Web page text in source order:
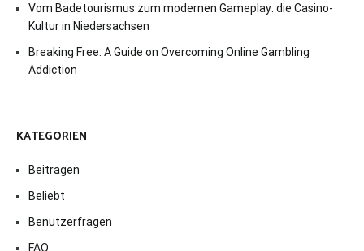
Vom Badetourismus zum modernen Gameplay: die Casino-
Kultur in Niedersachsen
Breaking Free: A Guide on Overcoming Online Gambling
Addiction
KATEGORIEN
Beitragen
Beliebt
Benutzerfragen
FAQ